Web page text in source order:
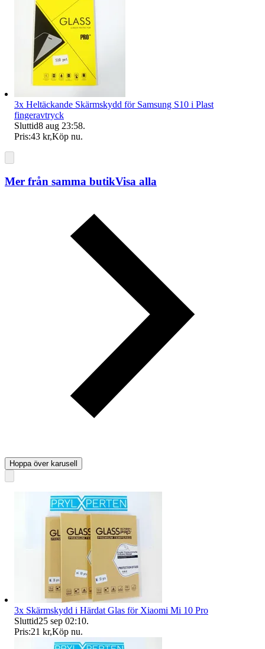
3x Heltäckande Skärmskydd för Samsung S10 i Plast
fingeravtryck
Sluttid8 aug 23:58.
Pris:43 kr,Köp nu.
Mer från samma butikVisa alla
Hoppa över karusell
3x Skärmskydd i Härdat Glas för Xiaomi Mi 10 Pro
Sluttid25 sep 02:10.
Pris:21 kr,Köp nu.